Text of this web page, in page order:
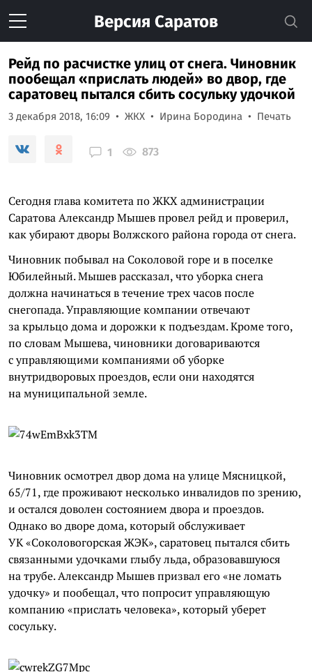
Версия Саратов
Рейд по расчистке улиц от снега. Чиновник
пообещал «прислать людей» во двор, где
саратовец пытался сбить сосульку удочкой
3 декабря 2018, 16:09 ЖКХ Ирина Бородина Печать
1 873
Сегодня глава комитета по ЖКХ администрации
Саратова Александр Мышев провел рейд и проверил,
как убирают дворы Волжского района города от снега.
Чиновник побывал на Соколовой горе и в поселке
Юбилейный. Мышев рассказал, что уборка снега
должна начинаться в течение трех часов после
снегопада. Управляющие компании отвечают
за крыльцо дома и дорожки к подъездам. Кроме того,
по словам Мышева, чиновники договариваются
с управляющими компаниями об уборке
внутридворовых проездов, если они находятся
на муниципальной земле.
Чиновник осмотрел двор дома на улице Мясницкой,
65/71, где проживают несколько инвалидов по зрению,
и остался доволен состоянием двора и проездов.
Однако во дворе дома, который обслуживает
УК «Соколовогорская ЖЭК», саратовец пытался сбить
связанными удочками глыбу льда, образовавшуюся
на трубе. Александр Мышев призвал его «не ломать
удочку» и пообещал, что попросит управляющую
компанию «прислать человека», который уберет
сосульку.